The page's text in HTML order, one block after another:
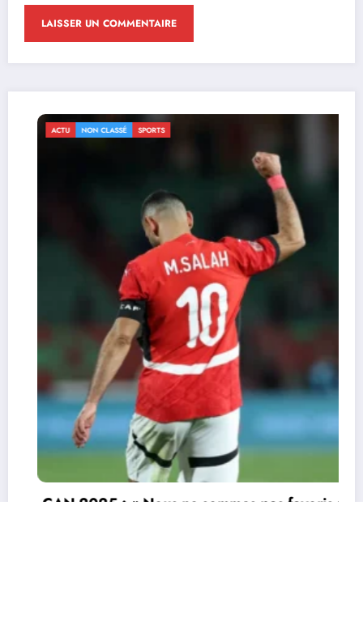
»
ACTU NON CLASSÉ
CAN 2025 : le Sénégal renverse le
(3-1) et file en quarts
3 janvier 2026 Durandeau
Tourisme
TV
Contactez nous